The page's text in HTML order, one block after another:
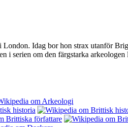
Idag bor hon strax utanför
i serien om den färgstarka